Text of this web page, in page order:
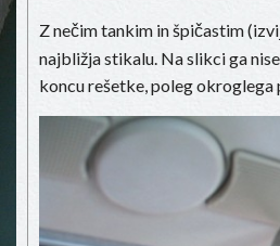
Z nečim tankim in špičastim
najbližja stikalu. Na slikci ga
koncu rešetke, poleg okroglega